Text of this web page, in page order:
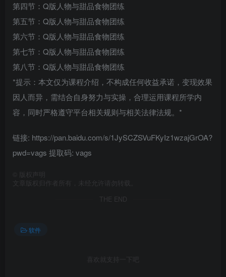
第四节：Q版人物与甜品食物团练
第五节：Q版人物与甜品食物团练
第六节：Q版人物与甜品食物团练
第七节：Q版人物与甜品食物团练
第八节：Q版人物与甜品食物团练
*提示：本文仅为课程介绍，不构成任何收益承诺，变现效果
因人而异，需结合自身努力与实操，合理运用课程所学内
容，同时严格遵守平台相关规则与相关法律法规。*
链接: https://pan.baidu.com/s/1JySCZSVuFKyIz1wzajGrOA?
pwd=vags 提取码: vags
版权声明
文章版权归作者所有，未经允许请勿转载。
THE END
软件
喜欢就支持一下吧